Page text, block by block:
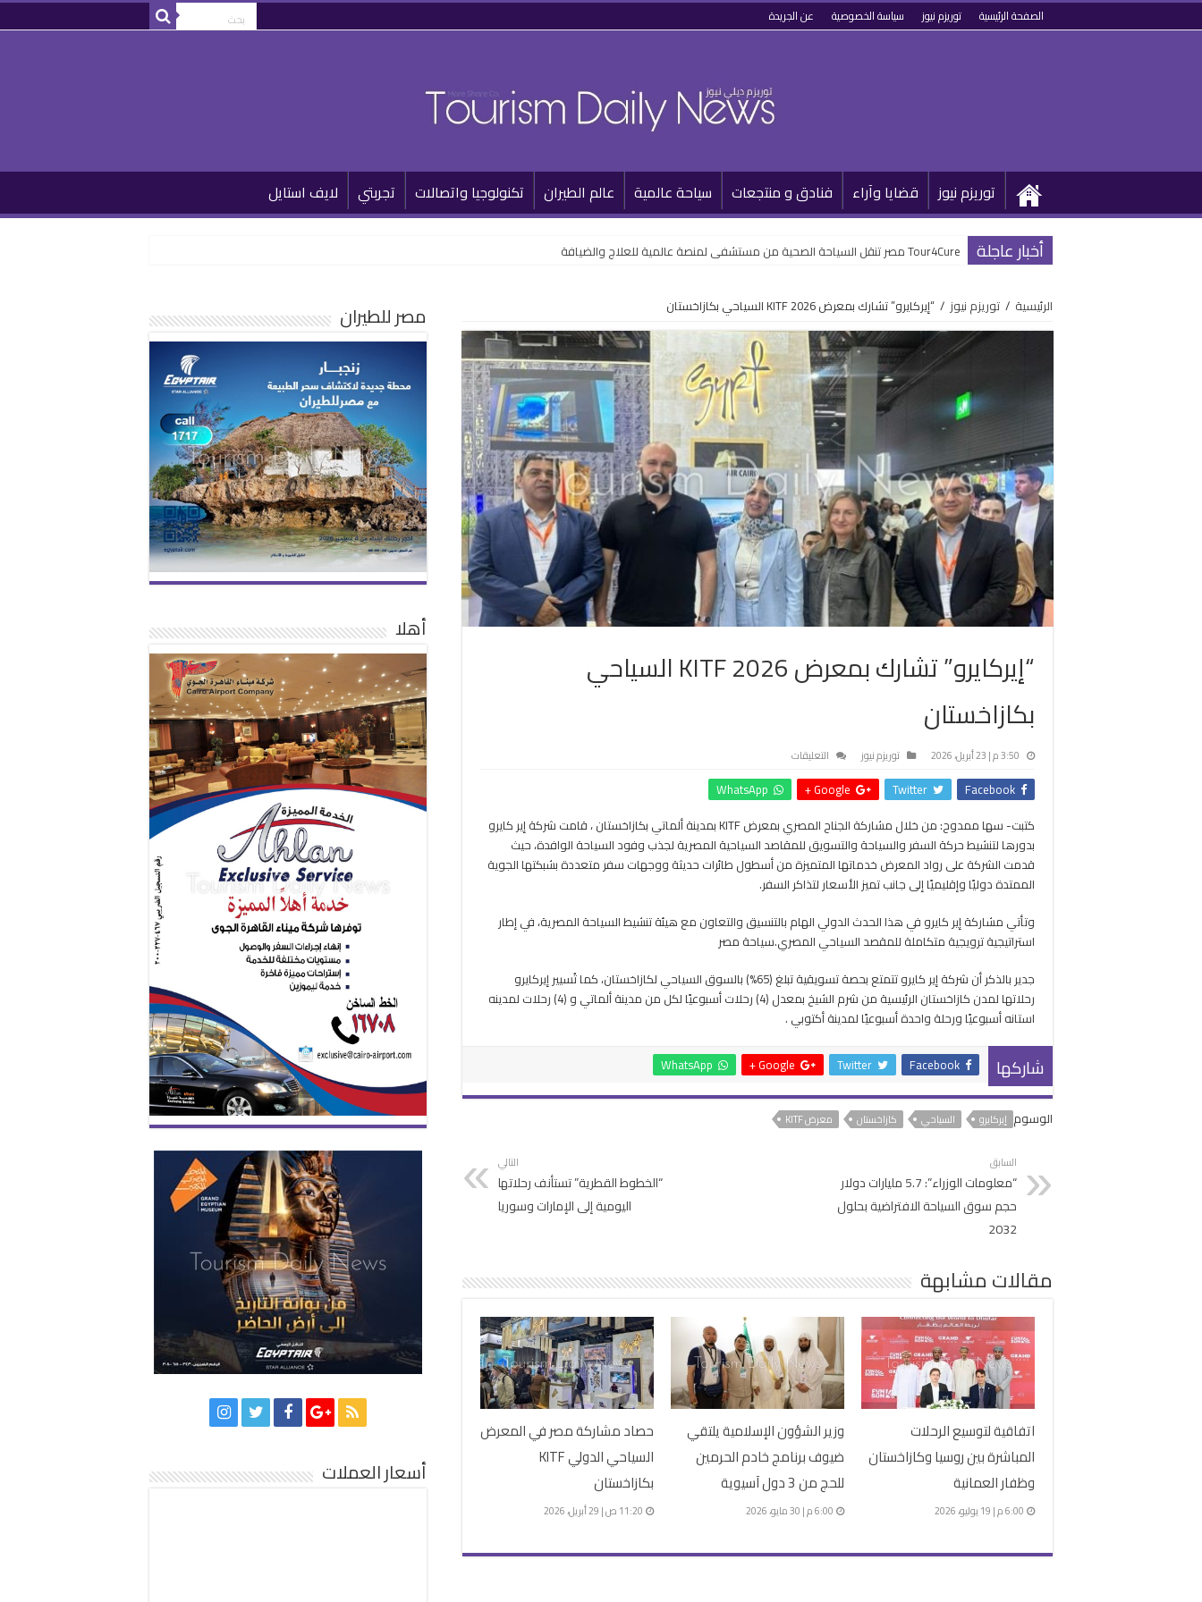
الصفحة الرئيسية توريزم نيوز سياسة الخصوصية عن الجريدة
توريزم نيوز قضايا وآراء فنادق و منتجعات سياحة عالمية عالم الطيران تكنولوجيا واتصالات تجربتي لايف استايل
أخبار عاجلة Tour4Cure مصر تنقل السياحة الصحية من مستشفى لمنصة عالمية للعلاج والضيافة
الرئيسية / توريزم نيوز / “إيركايرو” تشارك بمعرض KITF 2026 السياحي بكازاخستان
“إيركايرو” تشارك بمعرض KITF 2026 السياحي
بكازاخستان
3:50 م | 23 أبريل، 2026 توريزم نيوز التعليقات
تشارك
KITF
2026
السياحي
بكازاخستان
Facebook
Twitter
Google +
WhatsApp
كتبت- سها ممدوح: من خلال مشاركة الجناح المصري بمعرض KITF بمدينة ألماتي بكازاخستان ، قامت شركة إير كايرو
بدورها لتنشيط حركة السفر والسياحة والتسويق للمقاصد السياحية المصرية لجذب وفود السياحة الوافدة، حيث
قدمت الشركة على رواد المعرض خدماتها المتميزة من أسطول طائرات حديثة ووجهات سفر متعددة بشبكتها الجوية
الممتدة دوليًا وإقليميًا إلى جانب تميز الأسعار لتذاكر السفر.
وتأتي مشاركة إير كايرو في هذا الحدث الدولي الهام بالتنسيق والتعاون مع هيئة تنشيط السياحة المصرية، في إطار
استراتيجية ترويجية متكاملة للمقصد السياحي المصري.سياحة مصر
جدير بالذكر أن شركة إير كايرو تتمتع بحصة تسويقية تبلغ (65%) بالسوق السياحي لكازاخستان، كما تُسيير إيركايرو
رحلاتها لمدن كازاخستان الرئيسية من شرم الشيخ بمعدل (4) رحلات أسبوعيًا لكل من مدينة ألماتي و (4) رحلات لمدينه
استانه أسبوعيًا ورحلة واحدة أسبوعيًا لمدينة أكتوبي .
شاركها Facebook
Twitter
Google +
WhatsApp
الوسوم إيركايرو السياحي كازاخستان معرض KITF
السابق
“معلومات الوزراء”: 5.7 مليارات دولار
حجم سوق السياحة الافتراضية بحلول
2032
التالي
“الخطوط القطرية” تستأنف رحلاتها
اليومية إلى الإمارات وسوريا
مقالات مشابهة
اتفاقية لتوسيع الرحلات
المباشرة بين روسيا وكازاخستان
وظفار العمانية
6:00 م | 19 يوليو، 2026
وزير الشؤون الإسلامية يلتقي
ضيوف برنامج خادم الحرمين
للحج من 3 دول آسيوية
6:00 م | 30 مايو، 2026
حصاد مشاركة مصر في المعرض
السياحي الدولي KITF
بكازاخستان
11:20 ص | 29 أبريل، 2026
مصر للطيران
أهلا
أسعار العملات